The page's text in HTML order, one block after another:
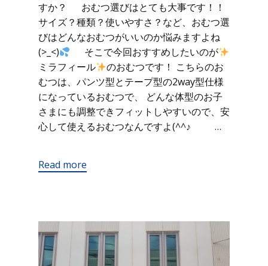
すか？ おむつ選びはとても大事です！！
サイズ？種類？使いやすさ？など、おむつ選
びはどんなおむつがいいのか悩みますよね
(>_<)
そこで今回おすすめしたいのが
ミラフィール
のおむつです！ こちらのお
むつは、パンツ型とテープ型の2way型仕様
になっているおむつで、 どんな体型のお子
さまにも調整できフィットしやすいので、安
心して使えるおむつなんですよ(^^♪ …
Read more